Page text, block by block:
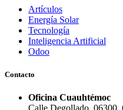
Artículos
Energía Solar
Tecnología
Inteligencia Artificial
Odoo
Contacto
Oficina Cuauhtémoc